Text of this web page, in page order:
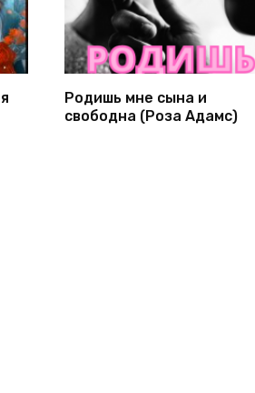
Родишь мне сына и
свободна (Роза Адамс)